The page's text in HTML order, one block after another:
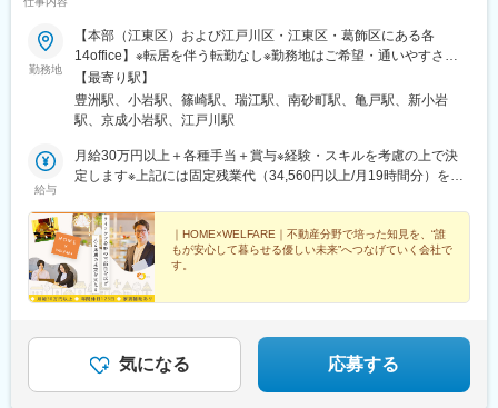
勤務地
【本部（江東区）および江戸川区・江東区・葛飾区にある各
14office】※転居を伴う転勤なし※勤務地はご希望・通いやすさを
考慮の上で決定します＼現在の目標は「2029年中に30拠点」／
2026年7月に1６、17、18棟目となるofficeのOPENを控え、2026
年中に19、20棟目、2027年中に21、22、23棟目、そして2029年
強化しながら規模拡大を目指していく予定です。■本部/東京都江
東区枝川1-15-9＜アクセス＞・東京メトロ有楽町線「豊洲駅」よ
篠崎/北小岩/西小岩/南小岩/西小岩＼江戸川区エリアの魅力／都心
でありながら川・海・公園など自然を感じられるエリアです。
【江東区】・東砂/亀戸＼江東区エリアの魅力／下町情緒と湾岸エ
リアの開放感が共存するエリアです。【葛飾区】・新小岩＼葛飾
区エリアの魅力／柴又や亀有など親しみやすい街並みが広がり、
【最寄り駅】
豊洲駅、小岩駅、篠崎駅、瑞江駅、南砂町駅、亀戸駅、新小岩
駅、京成小岩駅、江戸川駅
給与
月給30万円以上＋各種手当＋賞与※経験・スキルを考慮の上で決
定します※上記には固定残業代（34,560円以上/月19時間分）を含
＼資格取得＆キャリアアップサポートあり／ライフケアのお仕事
は、AIでは替えがきかないことから今非常に注目されている分野
です。希望に応じて「サービス管理責任者」「相談支援専門員研
修」「移動支援従事者」「ケアマネージャー」などの資格取得支
援も行っており、より安定性を担保しながら将来に向けてキャリ
｜HOME×WELFARE｜不動産分野で培った知見を、“誰
もが安心して暮らせる優しい未来”へつなげていく会社で
す。
気になる 応募する